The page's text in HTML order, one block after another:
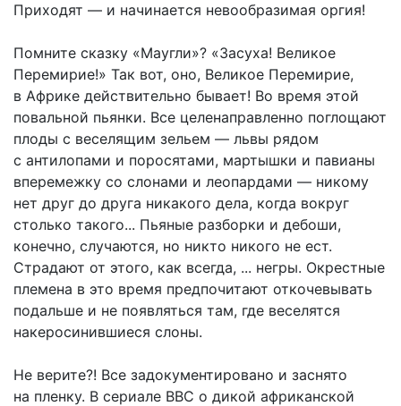
Приходят — и начинается невообразимая оргия!
Помните сказку «Маугли»? «Засуха! Великое
Перемирие!» Так вот, оно, Великое Перемирие,
в Африке действительно бывает! Во время этой
повальной пьянки. Все целенаправленно поглощают
плоды с веселящим зельем — львы рядом
с антилопами и поросятами, мартышки и павианы
вперемежку со слонами и леопардами — никому
нет друг до друга никакого дела, когда вокруг
столько такого... Пьяные разборки и дебоши,
конечно, случаются, но никто никого не ест.
Страдают от этого, как всегда, ... негры. Окрестные
племена в это время предпочитают откочевывать
подальше и не появляться там, где веселятся
накеросинившиеся слоны.
Не верите?! Все задокументировано и заснято
на пленку. В сериале ВВС о дикой африканской